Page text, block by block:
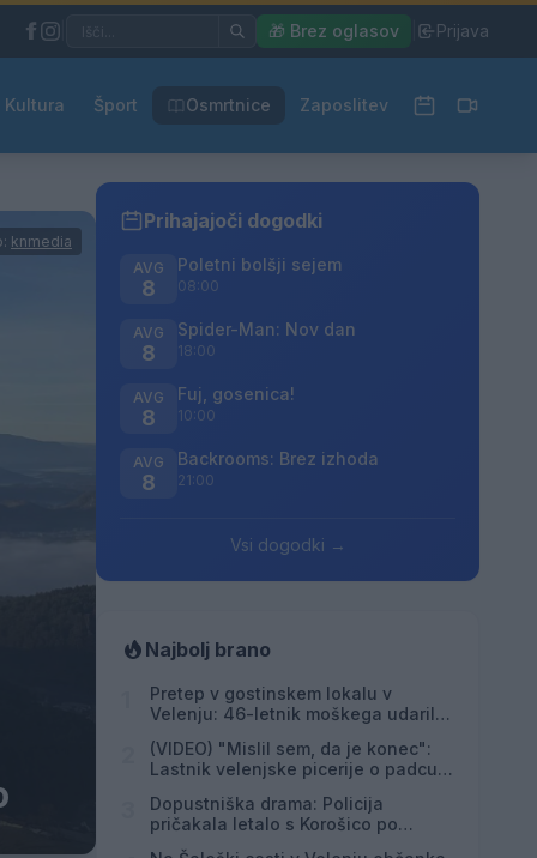
🎁 Brez oglasov Prijava
Kultura Šport Osmrtnice Zaposlitev
knmedia
Prihajajoči dogodki
AVG
8
Poletni bolšji sejem
08:00
AVG
8
Spider-Man: Nov dan
18:00
AVG
8
Fuj, gosenica!
10:00
AVG
8
Backrooms: Brez izhoda
21:00
Vsi dogodki →
Najbolj brano
Pretep v gostinskem lokalu v
Velenju: 46-letnik moškega udaril s
(VIDEO) "Mislil sem, da je konec":
Lastnik velenjske picerije o padcu s
Dopustniška drama: Policija
pričakala letalo s Korošico po